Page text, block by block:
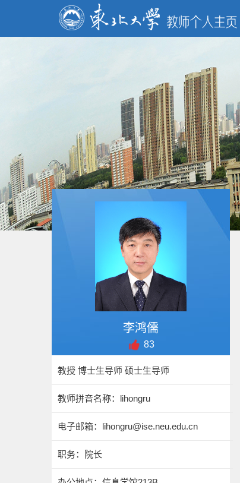
李鸿儒
83
教授 博士生导师 硕士生导师
教师拼音名称：lihongru
电子邮箱： lihongru@ise.neu.edu.cn
职务：院长